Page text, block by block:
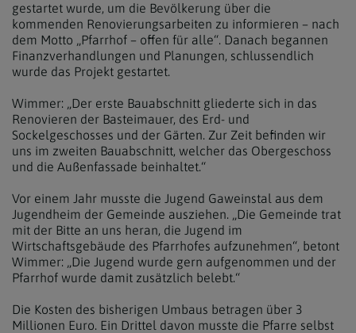
gestartet wurde, um die Bevölkerung über die
kommenden Renovierungsarbeiten zu informieren – nach
dem Motto „Pfarrhof – offen für alle“. Danach begannen
Finanzverhandlungen und Planungen, schlussendlich
wurde das Projekt gestartet.
Wimmer: „Der erste Bauabschnitt gliederte sich in das
Renovieren der Basteimauer, des Erd- und
Sockelgeschosses und der Gärten. Zur Zeit befinden wir
uns im zweiten Bauabschnitt, welcher das Obergeschoss
und die Außenfassade beinhaltet.“
Vor einem Jahr musste die Jugend Gaweinstal aus dem
Jugendheim der Gemeinde ausziehen. „Die Gemeinde trat
mit der Bitte an uns heran, die Jugend im
Wirtschaftsgebäude des Pfarrhofes aufzunehmen“, betont
Wimmer: „Die Jugend wurde gern aufgenommen und der
Pfarrhof wurde damit zusätzlich belebt.“
Die Kosten des bisherigen Umbaus betragen über 3
Millionen Euro. Ein Drittel davon musste die Pfarre selbst